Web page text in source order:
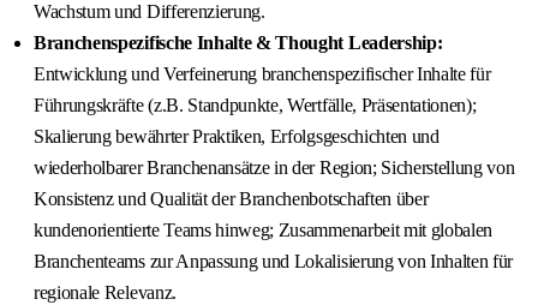
Wachstum und Differenzierung.
Branchenspezifische Inhalte & Thought Leadership:
Entwicklung und Verfeinerung branchenspezifischer Inhalte für
Führungskräfte (z.B. Standpunkte, Wertfälle, Präsentationen);
Skalierung bewährter Praktiken, Erfolgsgeschichten und
wiederholbarer Branchenansätze in der Region; Sicherstellung von
Konsistenz und Qualität der Branchenbotschaften über
kundenorientierte Teams hinweg; Zusammenarbeit mit globalen
Branchenteams zur Anpassung und Lokalisierung von Inhalten für
regionale Relevanz.